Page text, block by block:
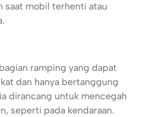
saat mobil terhenti atau
ramping yang dapat
dan hanya bertanggung
dirancang untuk mencegah
seperti pada kendaraan.